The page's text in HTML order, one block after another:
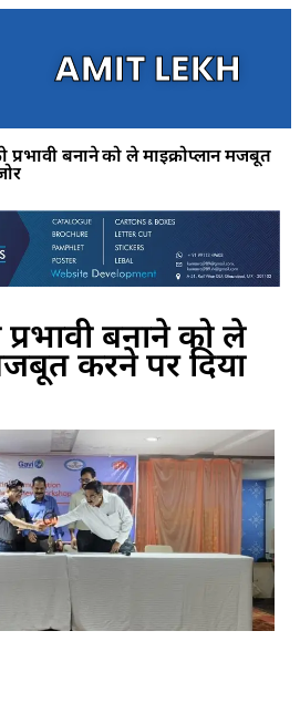
AMIT LEKH
बनाने को ले माइक्रोप्लान मजबूत
बनाने को ले
करने पर दिया